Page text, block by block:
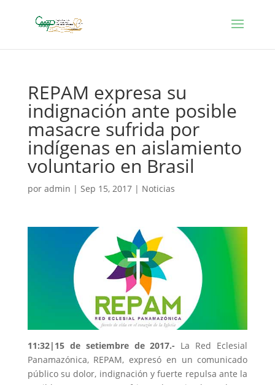
REPAM expresa su
indignación ante posible
masacre sufrida por
indígenas en aislamiento
voluntario en Brasil
por admin | Sep 15, 2017| Noticias
11:32|15 de setiembre de 2017.- La Red Eclesial
Panamazónica, REPAM, expresó en un comunicado
público su dolor, indignación y fuerte repulsa ante la